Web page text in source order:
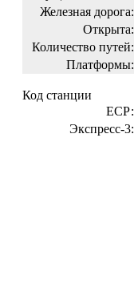
Железная дорога:
Открыта:
Количество путей:
Платформы:
Код станции
ЕСР:
Экспресс-3: